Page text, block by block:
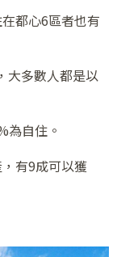
都心6區者也有
大多數人都是以
為自住。
有9成可以獲